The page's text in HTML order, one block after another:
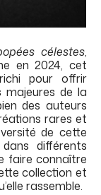
célestes,
en 2024, cet
pour offrir
majeures de la
des auteurs
rares et
de cette
différents
faire connaître
collection et
rassemble.